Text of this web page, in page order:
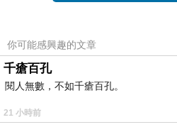
你可能感興趣的文章
千瘡百孔
閱人無數，不如千瘡百孔。
21 小時前